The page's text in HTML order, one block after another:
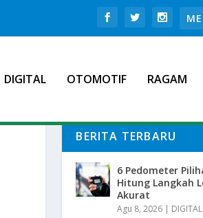
DIGITAL OTOMOTIF RAGAM
BERITA TERBARU
6 Pedometer
Hitung Langkah
Akurat
Agu 8, 2026 | DIGITAL